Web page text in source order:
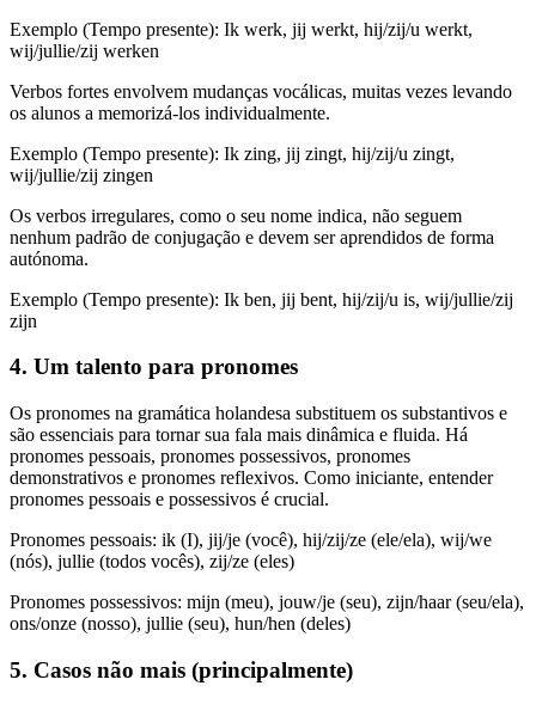
Exemplo (Tempo presente): Ik werk, jij werkt, hij/zij/u werkt,
wij/jullie/zij werken
Verbos fortes envolvem mudanças vocálicas, muitas vezes levando
os alunos a memorizá-los individualmente.
Exemplo (Tempo presente): Ik zing, jij zingt, hij/zij/u zingt,
wij/jullie/zij zingen
Os verbos irregulares, como o seu nome indica, não seguem
nenhum padrão de conjugação e devem ser aprendidos de forma
autónoma.
Exemplo (Tempo presente): Ik ben, jij bent, hij/zij/u is, wij/jullie/zij
zijn
4. Um talento para pronomes
Os pronomes na gramática holandesa substituem os substantivos e
são essenciais para tornar sua fala mais dinâmica e fluida. Há
pronomes pessoais, pronomes possessivos, pronomes
demonstrativos e pronomes reflexivos. Como iniciante, entender
pronomes pessoais e possessivos é crucial.
Pronomes pessoais: ik (I), jij/je (você), hij/zij/ze (ele/ela), wij/we
(nós), jullie (todos vocês), zij/ze (eles)
Pronomes possessivos: mijn (meu), jouw/je (seu), zijn/haar (seu/ela),
ons/onze (nosso), jullie (seu), hun/hen (deles)
5. Casos não mais (principalmente)